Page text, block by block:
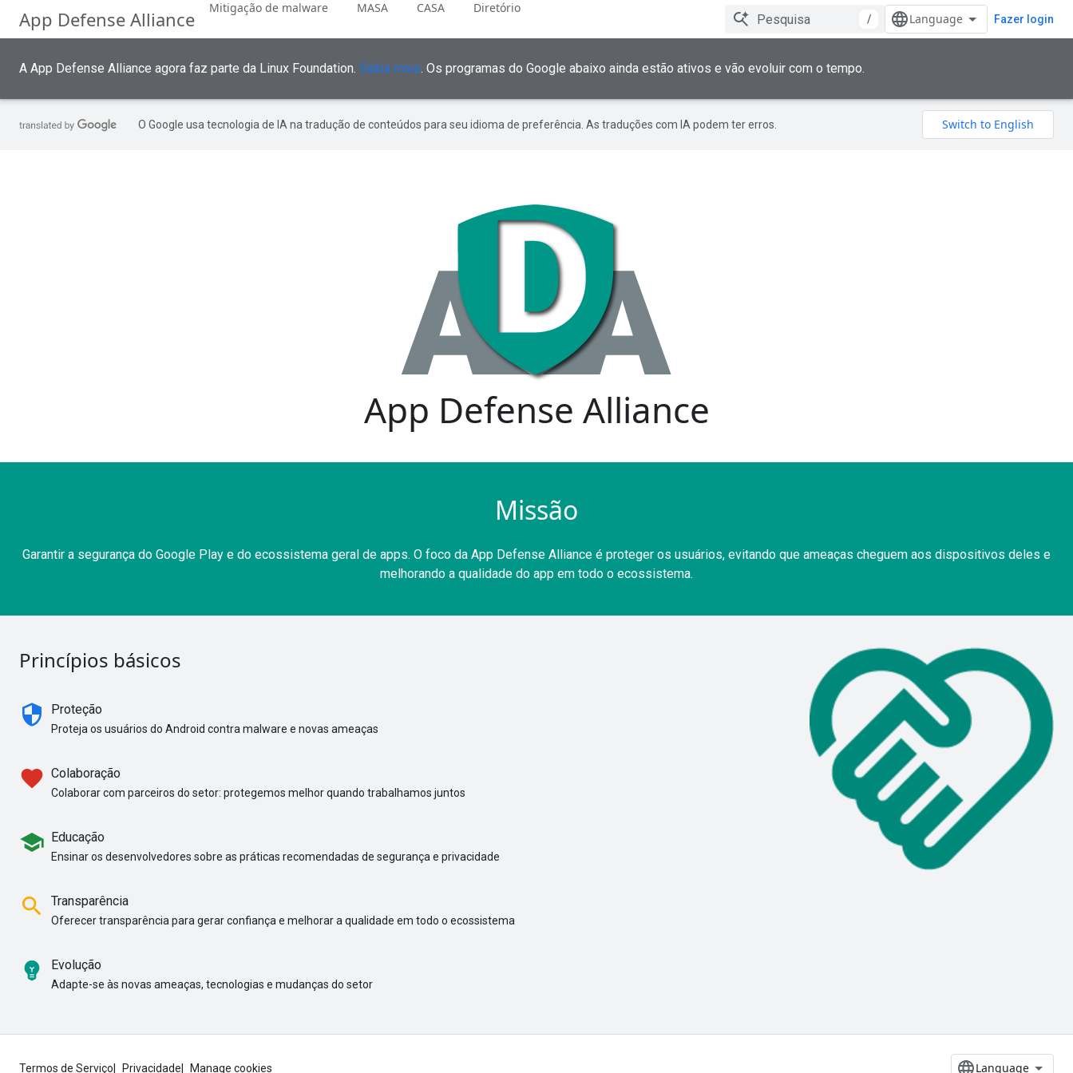
App Defense Alliance Mitigação de malware MASA CASA Diretório
/ Fazer login
A App Defense Alliance agora faz parte da Linux Foundation. Saiba mais. Os programas do Google abaixo ainda estão ativos e vão evoluir com o tempo.
O Google usa tecnologia de IA na tradução de conteúdos para seu idioma de preferência. As traduções com IA podem ter erros.
App Defense Alliance
Missão
Garantir a segurança do Google Play e do ecossistema geral de apps. O foco da App Defense Alliance é proteger os usuários, evitando que ameaças cheguem aos dispositivos deles e
melhorando a qualidade do app em todo o ecossistema.
Princípios básicos
security Proteção
Proteja os usuários do Android contra malware e novas ameaças
favorite Colaboração
Colaborar com parceiros do setor: protegemos melhor quando trabalhamos juntos
school Educação
Ensinar os desenvolvedores sobre as práticas recomendadas de segurança e privacidade
search Transparência
Oferecer transparência para gerar confiança e melhorar a qualidade em todo o ecossistema
emoji_objects Evolução
Adapte-se às novas ameaças, tecnologias e mudanças do setor
Termos de Serviço Privacidade Manage cookies